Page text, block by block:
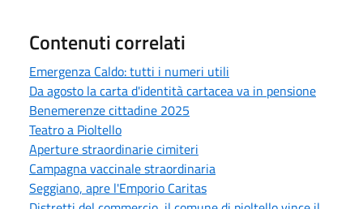
Contenuti correlati
Emergenza Caldo: tutti i numeri utili
Da agosto la carta d'identità cartacea va in pensione
Benemerenze cittadine 2025
Teatro a Pioltello
Aperture straordinarie cimiteri
Campagna vaccinale straordinaria
Seggiano, apre l'Emporio Caritas